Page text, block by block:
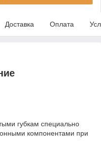
Доставка Оплата
губкам специально
компонентами при